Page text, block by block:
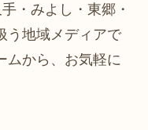
・みよし・東郷・
う地域メディアで
ムから、お気軽に